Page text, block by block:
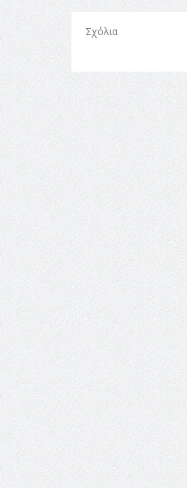
Σχόλια